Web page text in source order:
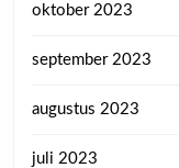
oktober 2023
september 2023
augustus 2023
juli 2023